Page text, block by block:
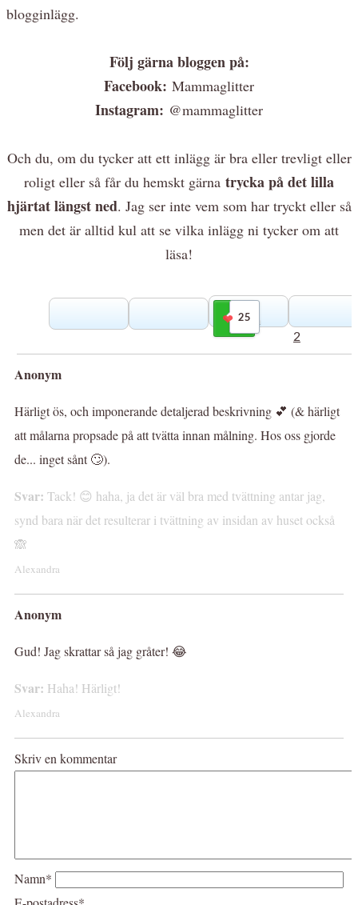
blogginlägg.
Följ gärna bloggen på:
Facebook: Mammaglitter
Instagram: @mammaglitter
Och du, om du tycker att ett inlägg är bra eller trevligt eller
roligt eller så får du hemskt gärna trycka på det lilla
hjärtat längst ned. Jag ser inte vem som har tryckt eller så
men det är alltid kul att se vilka inlägg ni tycker om att
läsa!
25
Gilla
2
Anonym
Härligt ös, och imponerande detaljerad beskrivning 💕 (& härligt
att målarna propsade på att tvätta innan målning. Hos oss gjorde
de... inget sånt 🙄).
Svar: Tack! 😊 haha, ja det är väl bra med tvättning antar jag,
synd bara när det resulterar i tvättning av insidan av huset också
🙈
Alexandra
Anonym
Gud! Jag skrattar så jag gråter! 😂
Svar: Haha! Härligt!
Alexandra
Skriv en kommentar
Namn*